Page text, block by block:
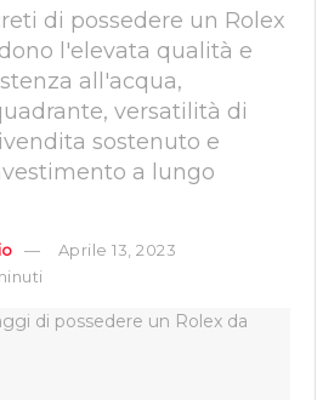
di possedere un Rolex
l'elevata qualità e
all'acqua,
versatilità di
sostenuto e
a lungo
Aprile 13, 2023